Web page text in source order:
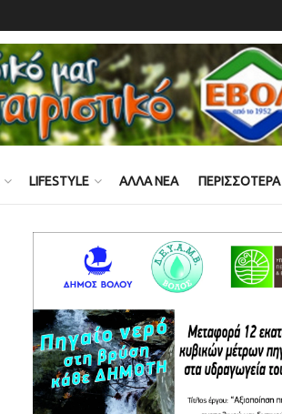
LIFESTYLE ΑΛΛΑ ΝΕΑ ΠΕΡΙΣΣΟΤΕΡΑ